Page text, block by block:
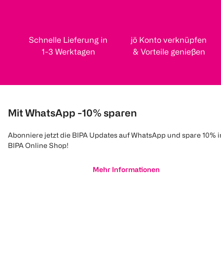
Schnelle Lieferung in
1-3 Werktagen
jö Konto verknüpfen
& Vorteile genießen
Mit WhatsApp -10% sparen
Abonniere jetzt die BIPA Updates auf WhatsApp und spare 10%
BIPA Online Shop!
Mehr Informationen